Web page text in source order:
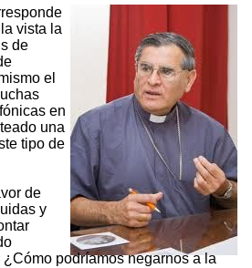
vista la
de
el
en
una
tipo de
de
y
podríamos negarnos a la